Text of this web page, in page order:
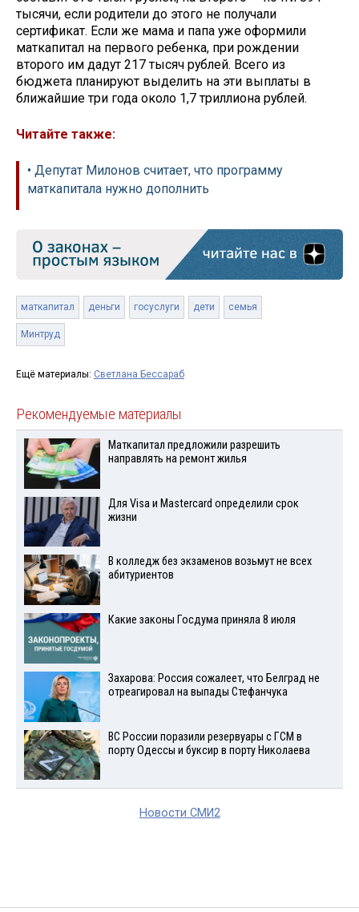
тысячи, если родители до этого не получали
сертификат. Если же мама и папа уже оформили
маткапитал на первого ребенка, при рождении
второго им дадут 217 тысяч рублей. Всего из
бюджета планируют выделить на эти выплаты в
ближайшие три года около 1,7 триллиона рублей.
Читайте также:
• Депутат Милонов считает, что программу
маткапитала нужно дополнить
маткапитал деньги госуслуги дети семья
Минтруд
Ещё материалы: Светлана Бессараб
Рекомендуемые материалы
Маткапитал предложили разрешить
направлять на ремонт жилья
Для Visа и Mastercard определили срок
жизни
В колледж без экзаменов возьмут не всех
абитуриентов
Какие законы Госдума приняла 8 июля
Захарова: Россия сожалеет, что Белград не
отреагировал на выпады Стефанчука
ВС России поразили резервуары с ГСМ в
порту Одессы и буксир в порту Николаева
Новости СМИ2